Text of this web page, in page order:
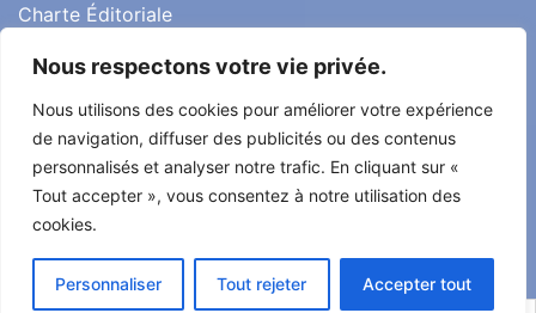
Nous respectons votre vie privée.
Nous utilisons des cookies pour améliorer votre expérience
de navigation, diffuser des publicités ou des contenus
personnalisés et analyser notre trafic. En cliquant sur «
Tout accepter », vous consentez à notre utilisation des
cookies.
Personnaliser Tout rejeter Accepter tout
Charte Éditoriale
Conditions d’utilisation
Témoignages
Tout droit réservé ma santé ma vie 2022
Développé parAlcomnet